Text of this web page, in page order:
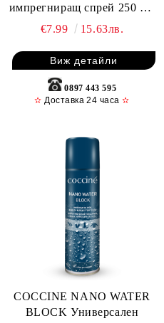
импрегниращ спрей 250 ml,
Безцветен
€7.99 15.63лв.
Виж детайли
0897 443 595
✫ Доставка 24 часа✫
COCCINE NANO WATER
BLOCK Универсален